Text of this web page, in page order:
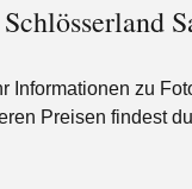
Informationen zu
Preisen findest